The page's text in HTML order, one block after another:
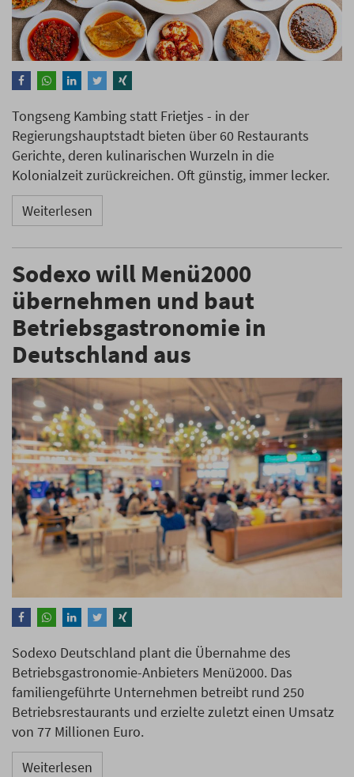
Tongseng Kambing statt Frietjes - in der
Regierungshauptstadt bieten über 60 Restaurants
Gerichte, deren kulinarischen Wurzeln in die
Kolonialzeit zurückreichen. Oft günstig, immer lecker.
Weiterlesen
Sodexo will Menü2000
übernehmen und baut
Betriebsgastronomie in
Deutschland aus
Sodexo Deutschland plant die Übernahme des
Betriebsgastronomie-Anbieters Menü2000. Das
familiengeführte Unternehmen betreibt rund 250
Betriebsrestaurants und erzielte zuletzt einen Umsatz
von 77 Millionen Euro.
Weiterlesen